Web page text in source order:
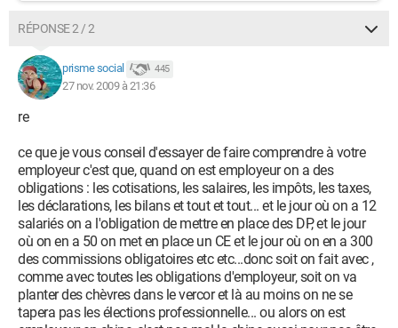
RÉPONSE 2 / 2
prisme social 445
27 nov. 2009 à 21:36
re
ce que je vous conseil d'essayer de faire comprendre à votre
employeur c'est que, quand on est employeur on a des
obligations : les cotisations, les salaires, les impôts, les taxes,
les déclarations, les bilans et tout et tout... et le jour où on a 12
salariés on a l'obligation de mettre en place des DP, et le jour
où on en a 50 on met en place un CE et le jour où on en a 300
des commissions obligatoires etc etc...donc soit on fait avec ,
comme avec toutes les obligations d'employeur, soit on va
planter des chèvres dans le vercor et là au moins on ne se
tapera pas les élections professionnelle... ou alors on est